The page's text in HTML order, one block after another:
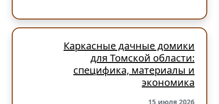
Каркасные дачные домики
для Томской области:
специфика, материалы и
экономика
15 июля 2026